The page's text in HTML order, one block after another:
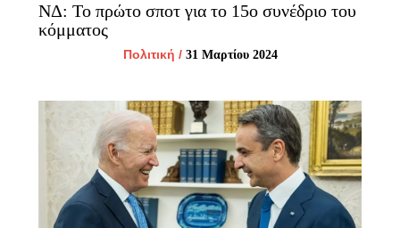
ΝΔ: Το πρώτο σποτ για το 15ο συνέδριο του
κόμματος
Πολιτική / 31 Μαρτίου 2024